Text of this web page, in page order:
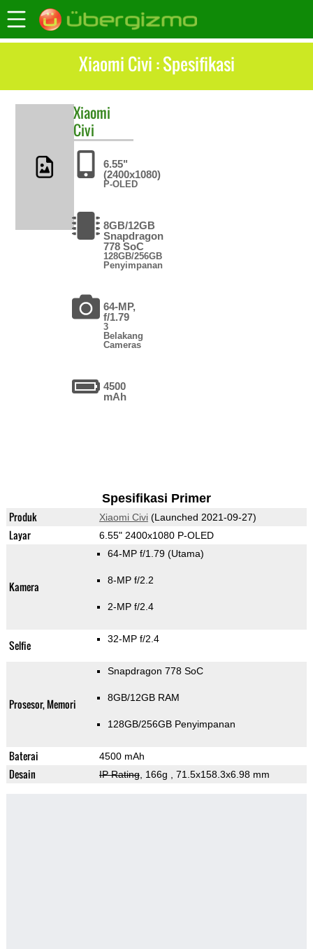
Xiaomi Civi : Spesifikasi
Xiaomi
Civi
6.55"
(2400x1080)
P-OLED
8GB/12GB
Snapdragon
778 SoC
128GB/256GB
Penyimpanan
64-MP,
f/1.79
3
Belakang
Cameras
4500
mAh
Spesifikasi Primer
Produk Xiaomi Civi(Launched 2021-09-27)
Layar 6.55" 2400x1080 P-OLED
Kamera
64-MP f/1.79 (Utama)
8-MP f/2.2
2-MP f/2.4
Selfie 32-MP f/2.4
Prosesor, Memori
Snapdragon 778 SoC
8GB/12GB RAM
128GB/256GB Penyimpanan
Baterai 4500 mAh
Desain IP Rating, 166g , 71.5x158.3x6.98 mm